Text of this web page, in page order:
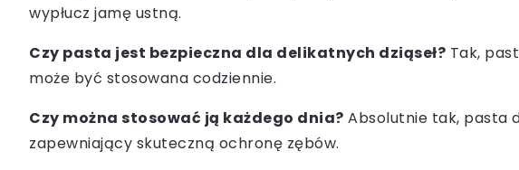
wypłucz jamę ustną.
Czy pasta jest bezpieczna dla delikatnych dziąseł? Tak,
może być stosowana codziennie.
Czy można stosować ją każdego dnia? Absolutnie tak, pasta
zapewniający skuteczną ochronę zębów.